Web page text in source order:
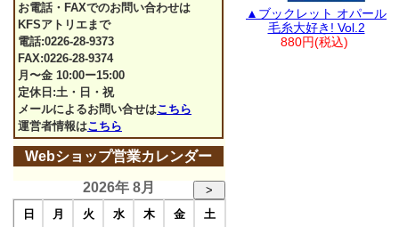
▲ブックレット オパール
毛糸大好き! Vol.2
880円(税込)
お電話・FAXでのお問い合わせは
KFSアトリエまで
電話:0226-28-9373
FAX:0226-28-9374
月〜金 10:00ー15:00
定休日:土・日・祝
メールによるお問い合せはこちら
運営者情報はこちら
Webショップ営業カレンダー
2026年 8月
>
日
月 火 水 木 金 土